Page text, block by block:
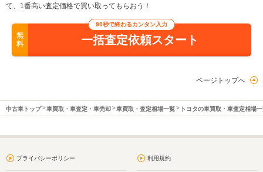
て、1番高い査定価格で買い取ってもらおう！
無
料
90秒で終わるカンタン入力
一括査定依頼スタート
ページトップへ
中古車トップ 車買取・車査定・車売却 車買取・査定相場一覧 トヨタの車買取・車査定相場
プライバシーポリシー 利用規約